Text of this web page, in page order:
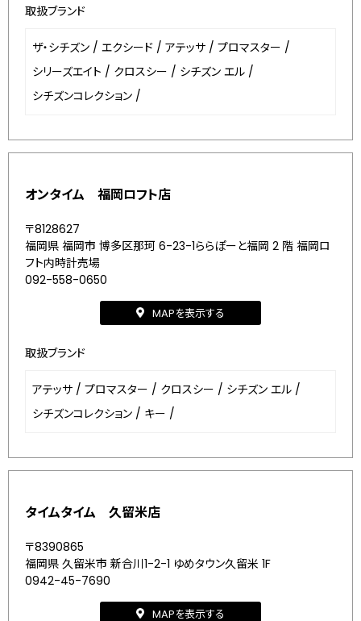
取扱ブランド
ザ・シチズン / エクシード / アテッサ / プロマスター /
シリーズエイト / クロスシー / シチズン エル /
シチズンコレクション /
オンタイム 福岡ロフト店
〒8128627
福岡県 福岡市 博多区那珂 6-23-1ららぽーと福岡 2 階 福岡ロ
フト内時計売場
092-558-0650
MAPを表示する
取扱ブランド
アテッサ / プロマスター / クロスシー / シチズン エル /
シチズンコレクション / キー /
タイムタイム 久留米店
〒8390865
福岡県 久留米市 新合川1-2-1 ゆめタウン久留米 1F
0942-45-7690
MAPを表示する